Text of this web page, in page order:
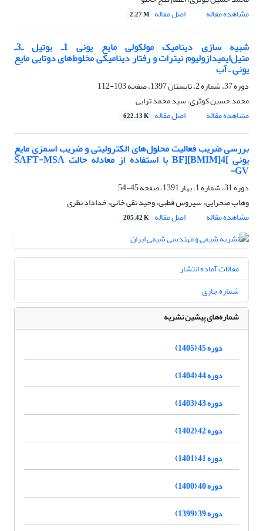
مشاهده مقاله
اصل مقاله 2.27 M
شبیه سازی دینامیک مولکولی مایع یونی 1ـ بوتیل ـ3ـ
متیل‌ایمیدازولیوم نیترات و رفتار دینامیکی مخلوط‌های دوتایی مایع
یونی ـ آب
دوره 37، شماره 2، تابستان 1397، صفحه
103-112
محمد حسین کوثری، سید محمد ترابی
مشاهده مقاله
اصل مقاله 622.13 K
بررسی ضریب فعالیت محلول‌های الکترولیتی و ضریب اسمزی مایع
یونی ]4[BMIM][BF با استفاده از معادله حالت SAFT-MSA
GV-
دوره 31، شماره 1، بهار 1391، صفحه
45-54
وهاب صحرایی، سیروس قطبی، وحید تقی خانی، خداداد نظری
مشاهده مقاله
اصل مقاله 205.42 K
مقالات آماده انتشار
شماره جاری
شماره‌های پیشین نشریه
دوره 45 (1405)
دوره 44 (1404)
دوره 43 (1403)
دوره 42 (1402)
دوره 41 (1401)
دوره 40 (1400)
دوره 39 (1399)